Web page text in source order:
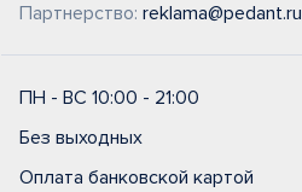
Партнерство: reklama@pedant.ru
ПН - ВС 10:00 - 21:00
Без выходных
Оплата банковской картой